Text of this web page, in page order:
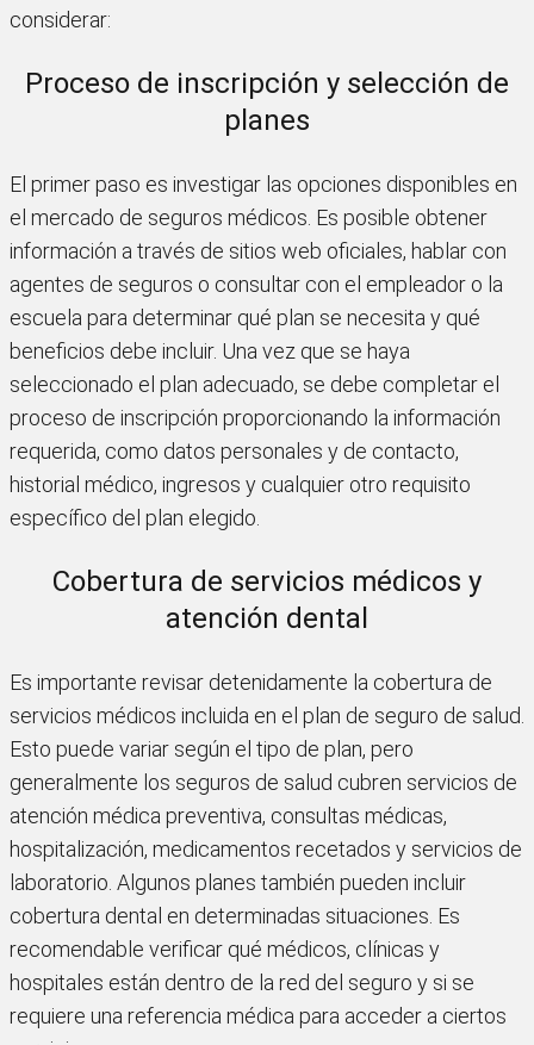
considerar:
Proceso de inscripción y selección de
planes
El primer paso es investigar las opciones disponibles en
el mercado de seguros médicos. Es posible obtener
información a través de sitios web oficiales, hablar con
agentes de seguros o consultar con el empleador o la
escuela para determinar qué plan se necesita y qué
beneficios debe incluir. Una vez que se haya
seleccionado el plan adecuado, se debe completar el
proceso de inscripción proporcionando la información
requerida, como datos personales y de contacto,
historial médico, ingresos y cualquier otro requisito
específico del plan elegido.
Cobertura de servicios médicos y
atención dental
Es importante revisar detenidamente la cobertura de
servicios médicos incluida en el plan de seguro de salud.
Esto puede variar según el tipo de plan, pero
generalmente los seguros de salud cubren servicios de
atención médica preventiva, consultas médicas,
hospitalización, medicamentos recetados y servicios de
laboratorio. Algunos planes también pueden incluir
cobertura dental en determinadas situaciones. Es
recomendable verificar qué médicos, clínicas y
hospitales están dentro de la red del seguro y si se
requiere una referencia médica para acceder a ciertos